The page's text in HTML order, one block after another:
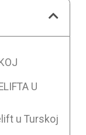
U
u Turskoj